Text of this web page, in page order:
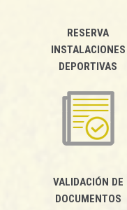
RESERVA
INSTALACIONES
DEPORTIVAS
VALIDACIÓN DE
DOCUMENTOS